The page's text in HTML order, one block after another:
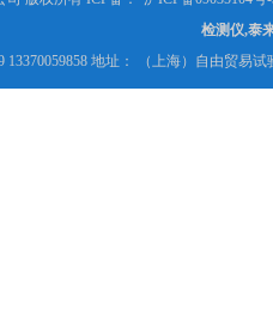
检测仪,泰
13370059858 地址： （上海）自由贸易